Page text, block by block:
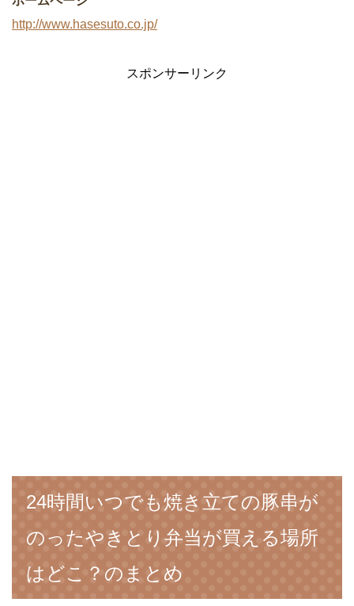
http://www.hasesuto.co.jp/
スポンサーリンク
24時間いつでも焼き立ての豚串が
のったやきとり弁当が買える場所
はどこ？のまとめ